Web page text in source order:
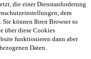
die einer Dienstanforderung
dem
können Ihren Browser so
über diese Cookies
funktionieren dann aber
Daten.